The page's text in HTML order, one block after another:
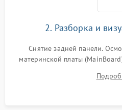
2. Разборка и
Снятие задней панели.
материнской платы
Проверка надежности